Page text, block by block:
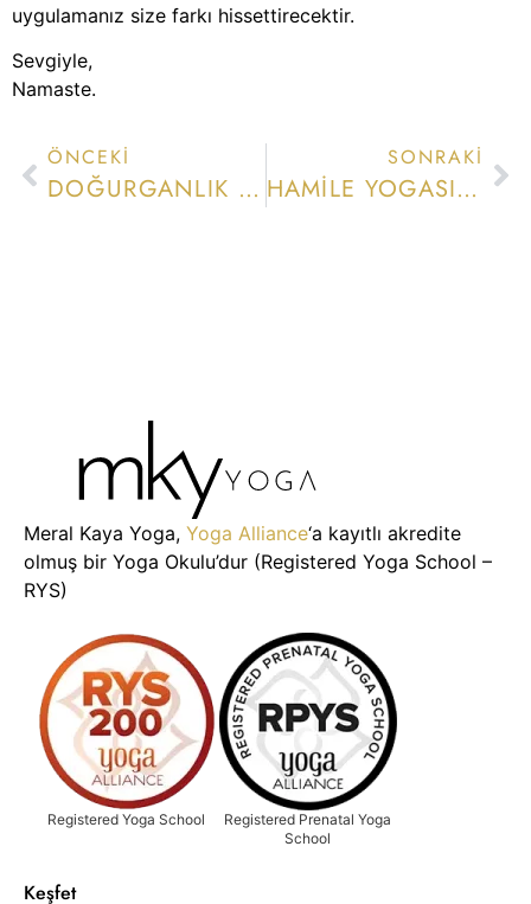
uygulamanız size farkı hissettirecektir.
Sevgiyle,
Namaste.
ÖNCEKI
DOĞURGANLIK YOGASI NEZAKET ISTER | MERAL KAYA ANNE BEBEK DERGISI RÖPORTAJI
SONRAKI
HAMILE YOGASI VE PELVIK TABAN KASLARI
Meral Kaya Yoga, Yoga Alliance‘a kayıtlı akredite
olmuş bir Yoga Okulu’dur (Registered Yoga School –
RYS)
Registered Yoga School
Registered Prenatal Yoga
School
Keşfet